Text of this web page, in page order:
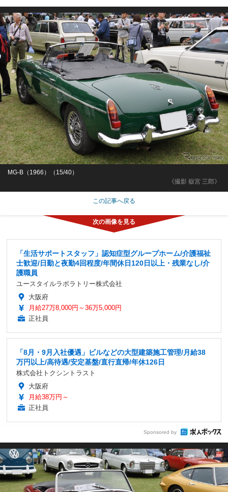
《撮影 嶽宮 三郎》
MG-B（1966）（15/40）
この記事へ戻る
「生活サポートスタッフ」認知症型グループホーム/介護福祉
士歓迎/日勤と夜勤4回程度/年間休日120日以上・残業なし/介
護職員
ユースタイルラボラトリー株式会社
大阪府
月給27万8,000円～36万5,000円
正社員
「8月・9月入社優遇」ビルなどの大型建築施工管理/月給38
万円以上/高待遇/安定基盤/直行直帰/年休126日
株式会社トクシントラスト
大阪府
月給38万円～
正社員
Sponsored by